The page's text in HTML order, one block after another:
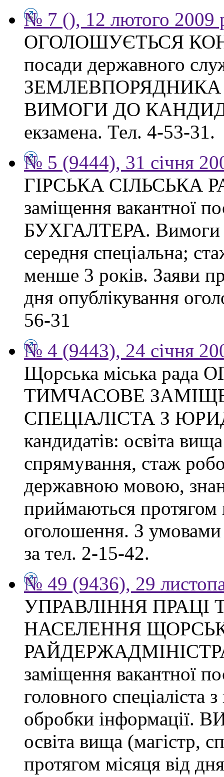
№ 7 (), 12 лютого 2009
ОГОЛОШУЄТЬСЯ
посади державного
ЗЕМЛЕВПОРЯДНИКА
ВИМОГИ ДО
екзамена. Тел. 4-53-31.
№ 5 (9444), 31 січня
ГІРСЬКА СІЛЬСЬКА
заміщення вакантної
БУХГАЛТЕРА. Вимоги
середня спеціальна;
менше 3 років. Заяви
дня опублікування
56-31
№ 4 (9443), 24 січня
Щорська міська
ТИМЧАСОВЕ
СПЕЦІАЛІСТА З
кандидатів: освіта
спрямування, стаж
державною мовою,
приймаються протягом
оголошення. З
за тел. 2-15-42.
№ 49 (9436), 29
УПРАВЛІННЯ ПРАЦІ
НАСЕЛЕННЯ
заміщення вакантної
головного спеціаліста
обробки
освіта вища (магістр,
протягом місяця від